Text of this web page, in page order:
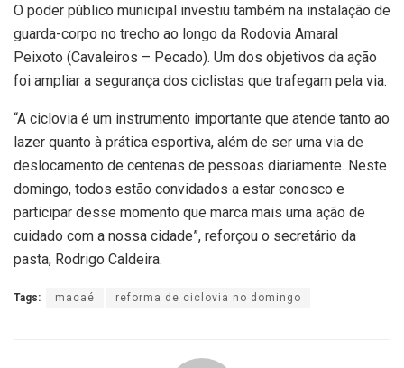
O poder público municipal investiu também na instalação de
guarda-corpo no trecho ao longo da Rodovia Amaral
Peixoto (Cavaleiros – Pecado). Um dos objetivos da ação
foi ampliar a segurança dos ciclistas que trafegam pela via.
“A ciclovia é um instrumento importante que atende tanto ao
lazer quanto à prática esportiva, além de ser uma via de
deslocamento de centenas de pessoas diariamente. Neste
domingo, todos estão convidados a estar conosco e
participar desse momento que marca mais uma ação de
cuidado com a nossa cidade”, reforçou o secretário da
pasta, Rodrigo Caldeira.
Tags: macaé reforma de ciclovia no domingo